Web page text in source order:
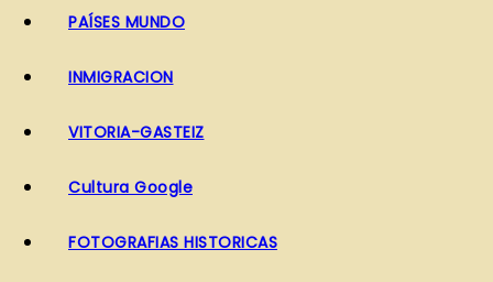
PAÍSES MUNDO
INMIGRACION
VITORIA-GASTEIZ
Cultura Google
FOTOGRAFIAS HISTORICAS